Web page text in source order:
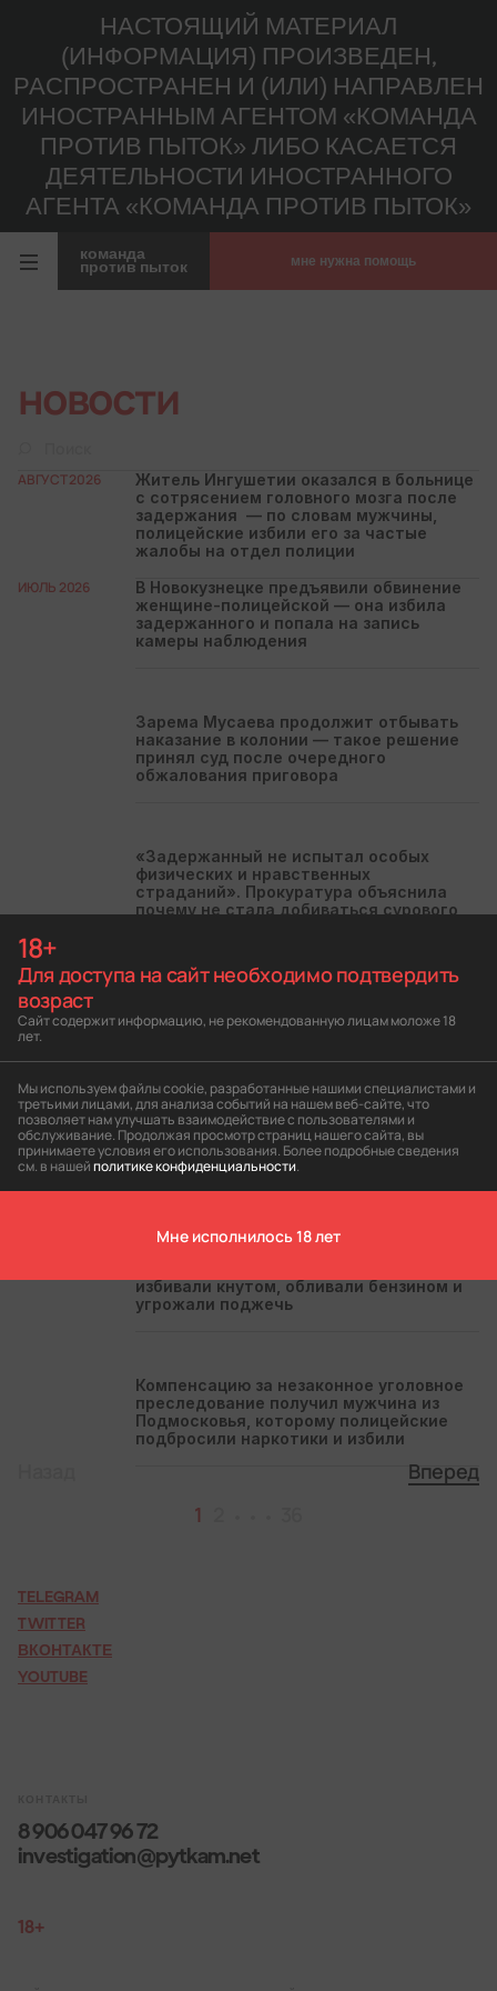
18+
Для доступа на сайт необходимо подтвердить
возраст
Сайт содержит информацию, не рекомендованную лицам моложе 18
лет.
Мы используем файлы cookie, разработанные нашими специалистами и
третьими лицами, для анализа событий на нашем веб-сайте, что
позволяет нам улучшать взаимодействие с пользователями и
обслуживание. Продолжая просмотр страниц нашего сайта, вы
принимаете условия его использования. Более подробные сведения
см. в нашейполитике конфиденциальности
Мне исполнилось 18 лет
НАСТОЯЩИЙ МАТЕРИАЛ
(ИНФОРМАЦИЯ) ПРОИЗВЕДЕН,
РАСПРОСТРАНЕН И (ИЛИ) НАПРАВЛЕН
ИНОСТРАННЫМ АГЕНТОМ «КОМАНДА
ПРОТИВ ПЫТОК» ЛИБО КАСАЕТСЯ
ДЕЯТЕЛЬНОСТИ ИНОСТРАННОГО
АГЕНТА «КОМАНДА ПРОТИВ ПЫТОК»
команда
против пыток мне нужна помощь
новости
АВГУСТ 2026
Житель Ингушетии оказался в больнице
с сотрясением головного мозга после
задержания — по словам мужчины,
полицейские избили его за частые
жалобы на отдел полиции
ИЮЛЬ 2026
В Новокузнецке предъявили обвинение
женщине-полицейской — она избила
задержанного и попала на запись
камеры наблюдения
Зарема Мусаева продолжит отбывать
наказание в колонии — такое решение
принял суд после очередного
обжалования приговора
«Задержанный не испытал особых
физических и нравственных
страданий». Прокуратура объяснила
почему не стала добиваться сурового
ИЮНЬ 2026
Житель Подмосковья попал в больницу с
отдела полиции. Силовики обвинили его
в хулиганстве, но суд им не поверил
Краснодарскому полицейскому,
который избивал задержанного стулом,
смягчили наказание
В Оренбургской области возбудили
избивали кнутом, обливали бензином и
угрожали поджечь
Компенсацию за незаконное уголовное
преследование получил мужчина из
Подмосковья, которому полицейские
подбросили наркотики и избили
Вперед
1
18+
TELEGRAM
TWITTER
ВКОНТАКТЕ
YOUTUBE
8 906 047 96 72
investigation@pytkam.net